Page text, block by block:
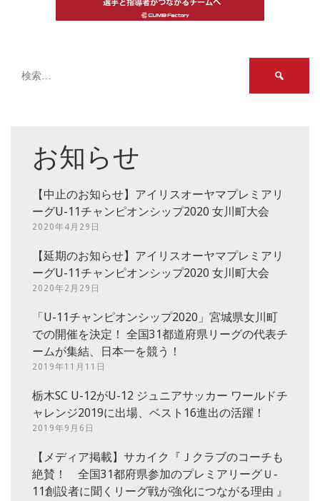
お知らせ
【中止のお知らせ】アイリスオーヤマプレミアリ
ーグU-11チャンピオンシップ2020 女川町大会
2020年4月29日
【延期のお知らせ】アイリスオーヤマプレミアリ
ーグU-11チャンピオンシップ2020 女川町大会
2020年2月29日
「U-11チャンピオンシップ2020」宮城県女川町
での開催を決定！ 全国31都道府県リーグの代表チ
ームが集結、日本一を競う！
2019年11月11日
栃木SC U-12がU-12 ジュニアサッカー ワールドチ
ャレンジ2019に出場、ベスト16進出の活躍！
2019年9月6日
【メディア掲載】サカイク『Ｊクラブのコーチも
絶賛！ 全国31都府県参加のプレミアリーグＵ‐
11創設者に聞くリーグ戦が強化につながる理由 』